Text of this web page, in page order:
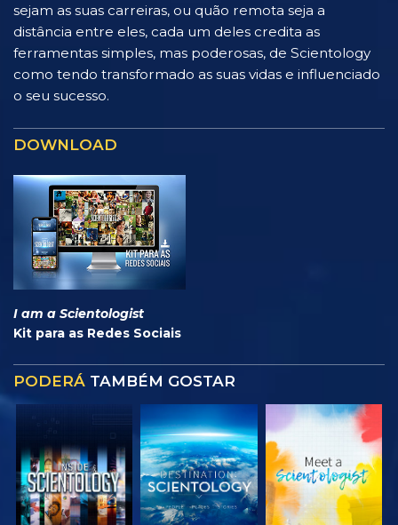
sejam as suas carreiras, ou quão remota seja a
distância entre eles, cada um deles credita as
ferramentas simples, mas poderosas, de Scientology
como tendo transformado as suas vidas e influenciado
o seu sucesso.
DOWNLOAD
I am a Scientologist
Kit para as Redes Sociais
PODERÁ TAMBÉM GOSTAR